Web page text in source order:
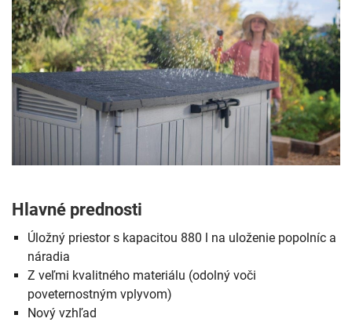
Hlavné prednosti
Úložný priestor s kapacitou 880 l na uloženie popolníc a
náradia
Z veľmi kvalitného materiálu (odolný voči
poveternostným vplyvom)
Nový vzhľad